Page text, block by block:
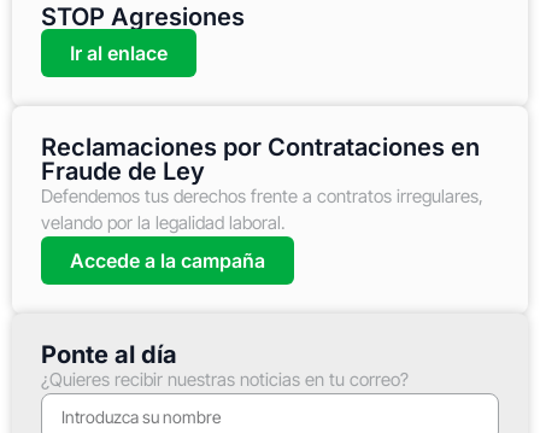
STOP Agresiones
Ir al enlace
Reclamaciones por Contrataciones en
Fraude de Ley
Defendemos tus derechos frente a contratos irregulares,
velando por la legalidad laboral.
Accede a la campaña
Ponte al día
¿Quieres recibir nuestras noticias en tu correo?